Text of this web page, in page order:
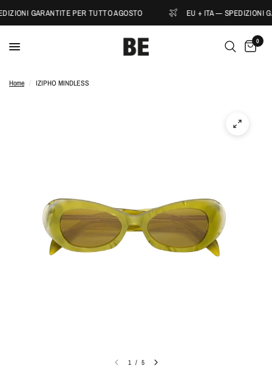
GARANTITE PER TUTTO AGOSTO EU + ITA — SPEDIZIONI
0
Home / IZIPHO MINDLESS
1 / 5